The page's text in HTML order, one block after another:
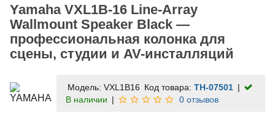
Yamaha VXL1B-16 Line-Array
Wallmount Speaker Black —
профессиональная колонка для
сцены, студии и AV-инсталляций
Модель: VXL1B16 Код товара: TH-07501
В наличии
0 отзывов